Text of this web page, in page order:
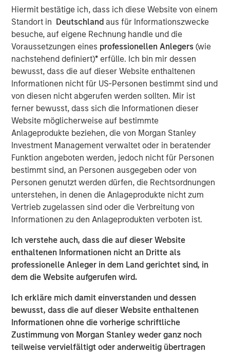
Hiermit bestätige ich, dass ich diese Website von einem
Standort in Deutschland aus für Informationszwecke
besuche, auf eigene Rechnung handle und die
Voraussetzungen eines professionellen Anlegers(wie
nachstehend definiert)* erfülle. Ich bin mir dessen
bewusst, dass die auf dieser Website enthaltenen
Informationen nicht für US-Personen bestimmt sind und
von diesen nicht abgerufen werden sollten. Mir ist
ferner bewusst, dass sich die Informationen dieser
Website möglicherweise auf bestimmte
Anlageprodukte beziehen, die von Morgan Stanley
Investment Management verwaltet oder in beratender
Funktion angeboten werden, jedoch nicht für Personen
bestimmt sind, an Personen ausgegeben oder von
Personen genutzt werden dürfen, die Rechtsordnungen
unterstehen, in denen die Anlageprodukte nicht zum
Vertrieb zugelassen sind oder die Verbreitung von
Informationen zu den Anlageprodukten verboten ist.
Ich verstehe auch, dass die auf dieser Website
enthaltenen Informationen nicht an Dritte als
professionelle Anleger in dem Land gerichtet sind, in
dem die Website aufgerufen wird.
Ich erkläre mich damit einverstanden und dessen
bewusst, dass die auf dieser Website enthaltenen
Informationen ohne die vorherige schriftliche
Zustimmung von Morgan Stanley weder ganz noch
teilweise vervielfältigt oder anderweitig übertragen
T55-714C program, expands the partnership to now
include the energy service market. The advanced
turboshaft technology has been exclusively licensed to
Signal Power, which will continue to be the original
equipment manufacturer, for use in distributed power
generation, combined heat and power, pressure pumping,
marine propulsion, and other energy and industrial
applications. These new equipment packages will
broaden SPG’s product offering and offer greater
versatility to customers. The strategic relationship
between Honeywell and Signal Power continues to be
supported with investment funds managed by Morgan
Stanley Energy Partners, part of Morgan Stanley
Investment Management, which remains the majority
shareholder in SPG.
“These turboshaft upgrades will create a new paradigm
for high-density energy solutions with applications in the
industrial, energy service and marine industries. The
technology offers many advantages that include
significantly more horsepower, lower maintenance hours
and costs, substantially lower emissions, and greater fuel
efficiency. Innovative solutions from Signal Power and
Honeywell will accelerate the transition to
environmentally friendly fuel sources, renewable natural
gas and hydrogen blends, that provide our customers
lower-cost alternatives and reduce their carbon footprint
with a clean source of power,” said Rob Marchitello, Chief
Executive Officer of SPG.